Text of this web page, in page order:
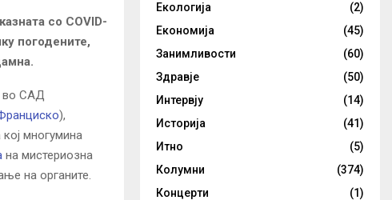
со COVID-
погодените,
во САД
),
многумина
на мистериозна
на органите.
Екологија
(2)
Економија
(45)
Занимливости
(60)
Здравје
(50)
Интервју
(14)
Историја
(41)
Итно
(5)
Колумни
(374)
Концерти
(1)